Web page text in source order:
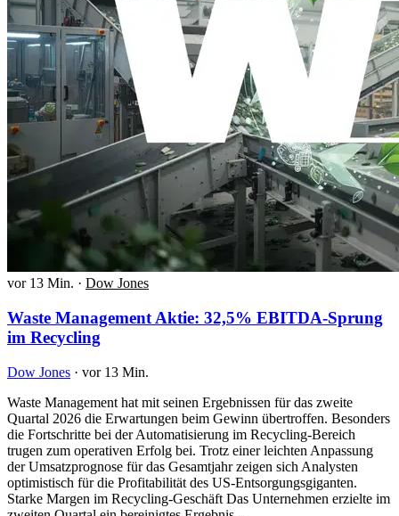
vor 13 Min. · Dow Jones
Waste Management Aktie: 32,5% EBITDA-Sprung
im Recycling
Dow Jones · vor 13 Min.
Waste Management hat mit seinen Ergebnissen für das zweite
Quartal 2026 die Erwartungen beim Gewinn übertroffen. Besonders
die Fortschritte bei der Automatisierung im Recycling-Bereich
trugen zum operativen Erfolg bei. Trotz einer leichten Anpassung
der Umsatzprognose für das Gesamtjahr zeigen sich Analysten
optimistisch für die Profitabilität des US-Entsorgungsgiganten.
Starke Margen im Recycling-Geschäft Das Unternehmen erzielte im